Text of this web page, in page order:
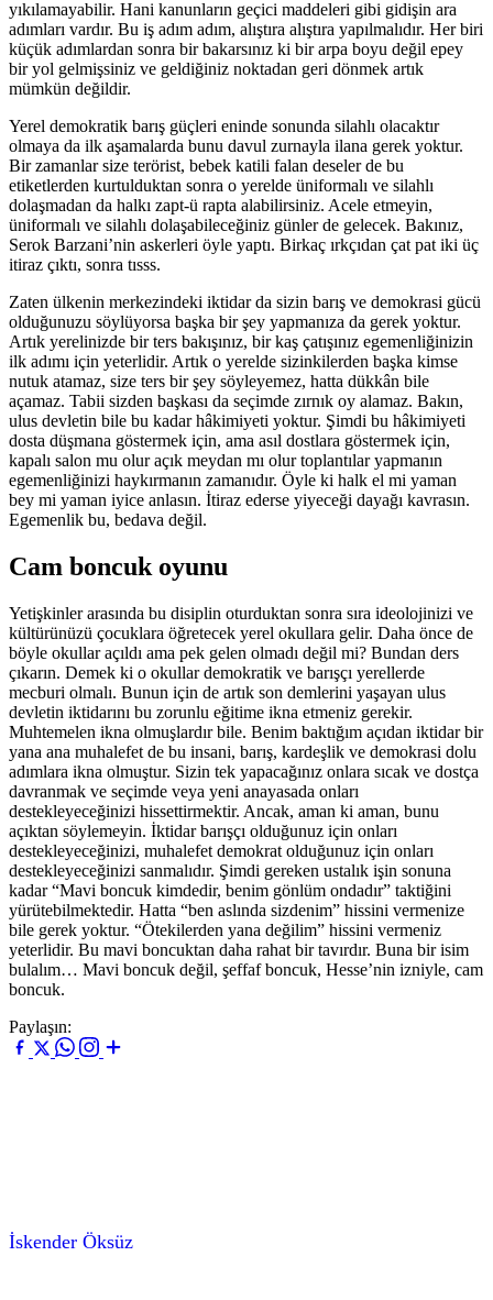
yıkılamayabilir. Hani kanunların geçici maddeleri gibi gidişin ara
adımları vardır. Bu iş adım adım, alıştıra alıştıra yapılmalıdır. Her biri
küçük adımlardan sonra bir bakarsınız ki bir arpa boyu değil epey
bir yol gelmişsiniz ve geldiğiniz noktadan geri dönmek artık
mümkün değildir.
Yerel demokratik barış güçleri eninde sonunda silahlı olacaktır
olmaya da ilk aşamalarda bunu davul zurnayla ilana gerek yoktur.
Bir zamanlar size terörist, bebek katili falan deseler de bu
etiketlerden kurtulduktan sonra o yerelde üniformalı ve silahlı
dolaşmadan da halkı zapt-ü rapta alabilirsiniz. Acele etmeyin,
üniformalı ve silahlı dolaşabileceğiniz günler de gelecek. Bakınız,
Serok Barzani’nin askerleri öyle yaptı. Birkaç ırkçıdan çat pat iki üç
itiraz çıktı, sonra tısss.
Zaten ülkenin merkezindeki iktidar da sizin barış ve demokrasi gücü
olduğunuzu söylüyorsa başka bir şey yapmanıza da gerek yoktur.
Artık yerelinizde bir ters bakışınız, bir kaş çatışınız egemenliğinizin
ilk adımı için yeterlidir. Artık o yerelde sizinkilerden başka kimse
nutuk atamaz, size ters bir şey söyleyemez, hatta dükkân bile
açamaz. Tabii sizden başkası da seçimde zırnık oy alamaz. Bakın,
ulus devletin bile bu kadar hâkimiyeti yoktur. Şimdi bu hâkimiyeti
dosta düşmana göstermek için, ama asıl dostlara göstermek için,
kapalı salon mu olur açık meydan mı olur toplantılar yapmanın
egemenliğinizi haykırmanın zamanıdır. Öyle ki halk el mi yaman
bey mi yaman iyice anlasın. İtiraz ederse yiyeceği dayağı kavrasın.
Egemenlik bu, bedava değil.
Cam boncuk oyunu
Yetişkinler arasında bu disiplin oturduktan sonra sıra ideolojinizi ve
kültürünüzü çocuklara öğretecek yerel okullara gelir. Daha önce de
böyle okullar açıldı ama pek gelen olmadı değil mi? Bundan ders
çıkarın. Demek ki o okullar demokratik ve barışçı yerellerde
mecburi olmalı. Bunun için de artık son demlerini yaşayan ulus
devletin iktidarını bu zorunlu eğitime ikna etmeniz gerekir.
Muhtemelen ikna olmuşlardır bile. Benim baktığım açıdan iktidar bir
yana ana muhalefet de bu insani, barış, kardeşlik ve demokrasi dolu
adımlara ikna olmuştur. Sizin tek yapacağınız onlara sıcak ve dostça
davranmak ve seçimde veya yeni anayasada onları
destekleyeceğinizi hissettirmektir. Ancak, aman ki aman, bunu
açıktan söylemeyin. İktidar barışçı olduğunuz için onları
destekleyeceğinizi, muhalefet demokrat olduğunuz için onları
destekleyeceğinizi sanmalıdır. Şimdi gereken ustalık işin sonuna
kadar “Mavi boncuk kimdedir, benim gönlüm ondadır” taktiğini
yürütebilmektedir. Hatta “ben aslında sizdenim” hissini vermenize
bile gerek yoktur. “Ötekilerden yana değilim” hissini vermeniz
yeterlidir. Bu mavi boncuktan daha rahat bir tavırdır. Buna bir isim
bulalım… Mavi boncuk değil, şeffaf boncuk, Hesse’nin izniyle, cam
boncuk.
Paylaşın:
İskender Öksüz